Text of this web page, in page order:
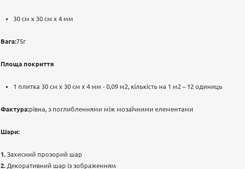
30 см х 30 см х 4 мм
Вага:75г
Площа покриття
1 плитка 30 см х 30 см х 4 мм - 0,09 м2, кількість на 1 м2 – 12 одиниць
Фактура:рівна, з поглибленнями між мозаїчними елементами
Шари:
Захисний прозорий шар
Декоративний шар із зображенням